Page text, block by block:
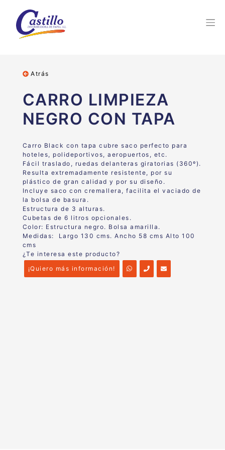
Atrás
CARRO LIMPIEZA
NEGRO CON TAPA
Carro Black con tapa cubre saco perfecto para
hoteles, polideportivos, aeropuertos, etc.
Fácil traslado, ruedas delanteras giratorias (360º).
Resulta extremadamente resistente, por su
plástico de gran calidad y por su diseño.
Incluye saco con cremallera, facilita el vaciado de
la bolsa de basura.
Estructura de 3 alturas.
Cubetas de 6 litros opcionales.
Color: Estructura negro. Bolsa amarilla.
Medidas: Largo 130 cms. Ancho 58 cms Alto 100
cms
¿Te interesa este producto?
¡Quiero más información!